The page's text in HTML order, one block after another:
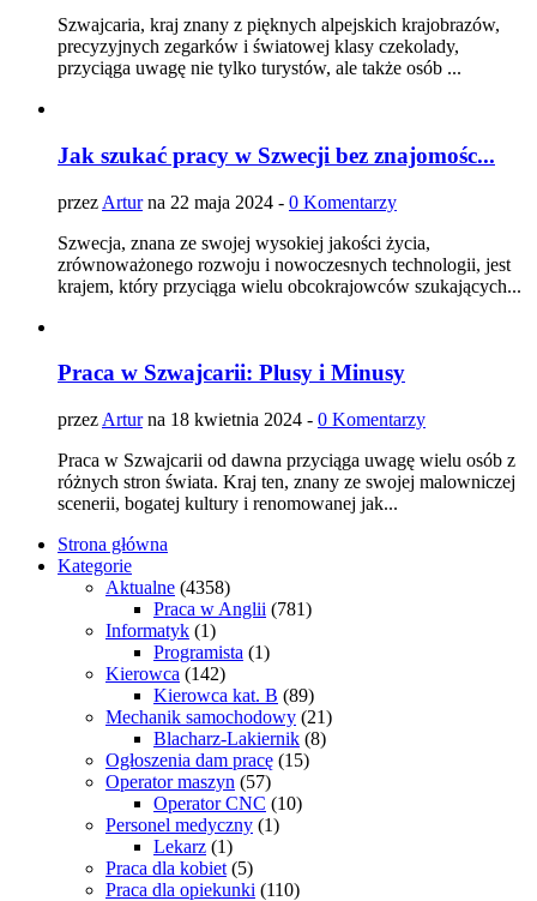
Szwajcaria, kraj znany z pięknych alpejskich krajobrazów,
precyzyjnych zegarków i światowej klasy czekolady,
przyciąga uwagę nie tylko turystów, ale także osób ...
Jak szukać pracy w Szwecji bez znajomośc...
przez Arturna 22 maja 2024 - 0 Komentarzy
Szwecja, znana ze swojej wysokiej jakości życia,
zrównoważonego rozwoju i nowoczesnych technologii, jest
krajem, który przyciąga wielu obcokrajowców szukających...
Praca w Szwajcarii: Plusy i Minusy
przez Arturna 18 kwietnia 2024 - 0 Komentarzy
Praca w Szwajcarii od dawna przyciąga uwagę wielu osób z
różnych stron świata. Kraj ten, znany ze swojej malowniczej
scenerii, bogatej kultury i renomowanej jak...
Strona główna
Kategorie
Aktualne (4358)
Praca w Anglii (781)
Informatyk (1)
Programista (1)
Kierowca (142)
Kierowca kat. B (89)
Mechanik samochodowy (21)
Blacharz-Lakiernik (8)
Ogłoszenia dam pracę (15)
Operator maszyn (57)
Operator CNC (10)
Personel medyczny (1)
Lekarz (1)
Praca dla kobiet (5)
Praca dla opiekunki (110)